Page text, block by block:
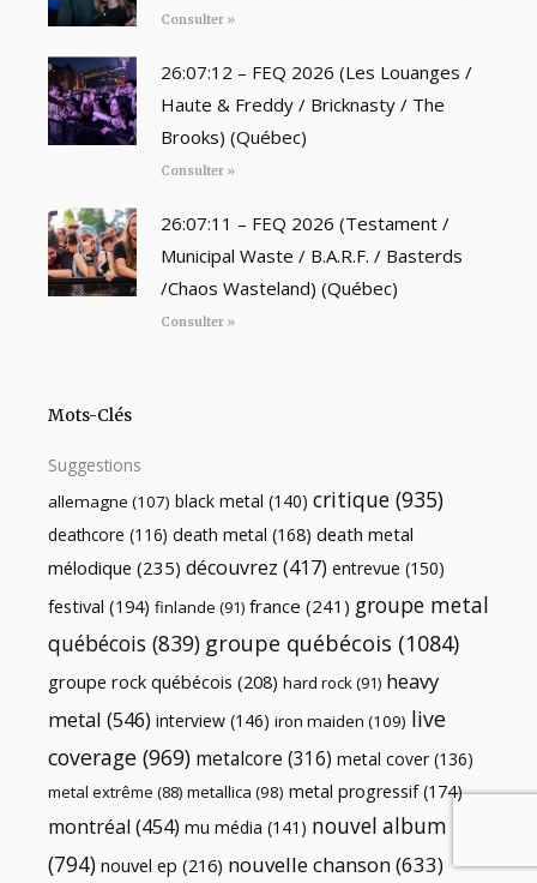
Consulter »
26:07:12 – FEQ 2026 (Les Louanges /
Haute & Freddy / Bricknasty / The
Brooks) (Québec)
Consulter »
26:07:11 – FEQ 2026 (Testament /
Municipal Waste / B.A.R.F. / Basterds
/Chaos Wasteland) (Québec)
Consulter »
Mots-Clés
Suggestions
allemagne (107) black metal (140) critique (935)
deathcore (116) death metal (168) death metal
mélodique (235) découvrez (417) entrevue (150)
festival (194) finlande (91) france (241) groupe metal
québécois (839) groupe québécois (1084)
groupe rock québécois (208) hard rock(91) heavy
metal (546) interview (146) iron maiden (109) live
coverage (969) metalcore (316) metal cover (136)
metal extrême (88) metallica (98) metal progressif(174)
montréal (454) mu média (141) nouvel album
(794) nouvel ep (216) nouvelle chanson(633)